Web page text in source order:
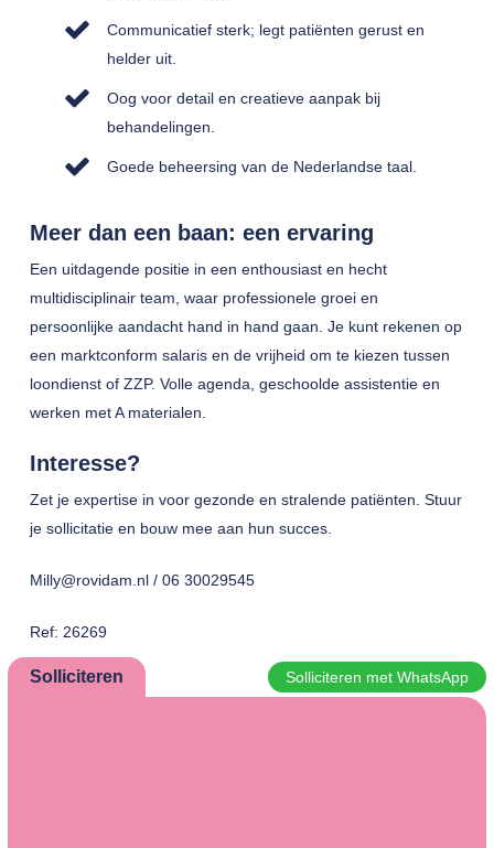
Communicatief sterk; legt patiënten gerust en
helder uit.
Oog voor detail en creatieve aanpak bij
behandelingen.
Goede beheersing van de Nederlandse taal.
Meer dan een baan: een ervaring
Een uitdagende positie in een enthousiast en hecht
multidisciplinair team, waar professionele groei en
persoonlijke aandacht hand in hand gaan. Je kunt rekenen op
een marktconform salaris en de vrijheid om te kiezen tussen
loondienst of ZZP. Volle agenda, geschoolde assistentie en
werken met A materialen.
Interesse?
Zet je expertise in voor gezonde en stralende patiënten. Stuur
je sollicitatie en bouw mee aan hun succes.
Milly@rovidam.nl / 06 30029545
Ref: 26269
Solliciteren Solliciteren met WhatsApp